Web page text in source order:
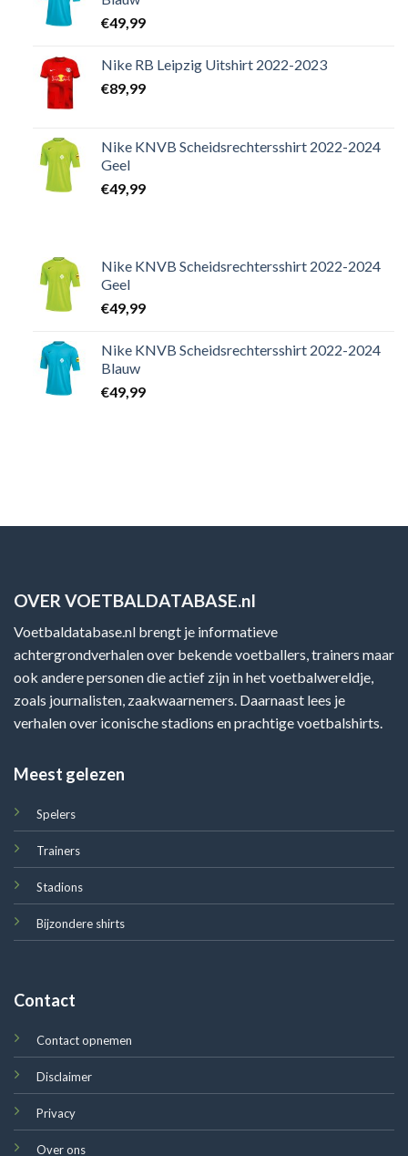
€49,99
Nike RB Leipzig Uitshirt 2022-2023
€89,99
Nike KNVB Scheidsrechtersshirt 2022-2024
Geel
€49,99
Nike KNVB Scheidsrechtersshirt 2022-2024
Geel
€49,99
Nike KNVB Scheidsrechtersshirt 2022-2024
Blauw
€49,99
OVER VOETBALDATABASE.nl
Voetbaldatabase.nl brengt je informatieve
achtergrondverhalen over bekende voetballers, trainers maar
ook andere personen die actief zijn in het voetbalwereldje,
zoals journalisten, zaakwaarnemers. Daarnaast lees je
verhalen over iconische stadions en prachtige voetbalshirts.
Meest gelezen
Spelers
Trainers
Stadions
Bijzondere shirts
Contact
Contact opnemen
Disclaimer
Privacy
Over ons